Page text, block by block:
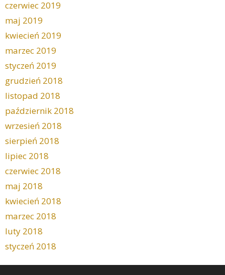
czerwiec 2019
maj 2019
kwiecień 2019
marzec 2019
styczeń 2019
grudzień 2018
listopad 2018
październik 2018
wrzesień 2018
sierpień 2018
lipiec 2018
czerwiec 2018
maj 2018
kwiecień 2018
marzec 2018
luty 2018
styczeń 2018